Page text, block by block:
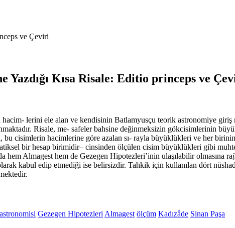
ve Çeviri
Kısa Risale: Editio princeps ve
lerini ele alan ve kendisinin Batlamyusçu teorik astronomiye giriş
Risale, me- safeler bahsine değinmeksizin gökcisimlerinin
cisimlerin hacimlerine göre azalan sı- rayla büyüklükleri ve her
bir hesap birimidir– cinsinden ölçülen cisim büyüklükleri gibi
Almagest hem de Gezegen Hipotezleri’inin ulaşılabilir olmasına
kabul edip etmediği ise belirsizdir. Tahkik için kullanılan dört
Gezegen Hipotezleri Almagest ölçüm Kadızâde Sinan Paşa